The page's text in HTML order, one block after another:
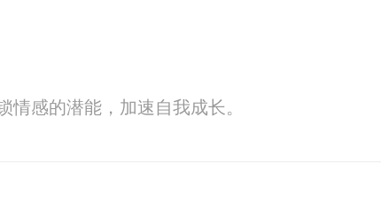
情感的潜能，加速自我成长。